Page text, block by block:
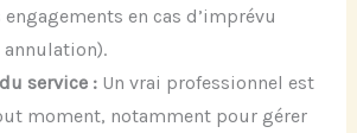
en cas d’imprévu
annulation).
service : Un vrai professionnel est
moment, notamment pour gérer